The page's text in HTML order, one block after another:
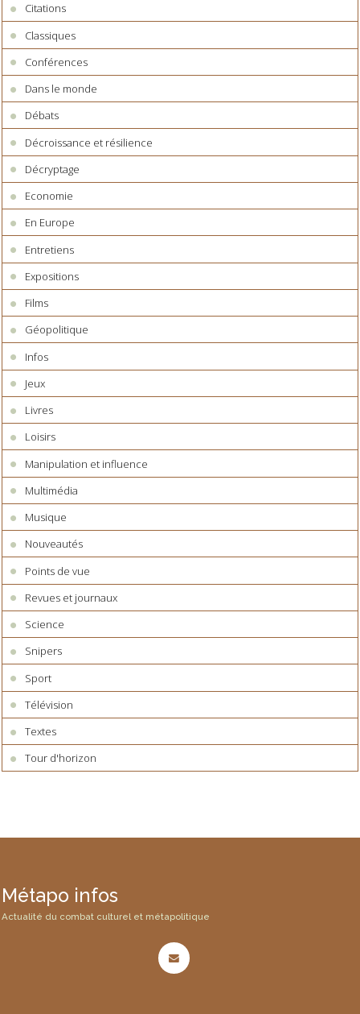
Citations
Classiques
Conférences
Dans le monde
Débats
Décroissance et résilience
Décryptage
Economie
En Europe
Entretiens
Expositions
Films
Géopolitique
Infos
Jeux
Livres
Loisirs
Manipulation et influence
Multimédia
Musique
Nouveautés
Points de vue
Revues et journaux
Science
Snipers
Sport
Télévision
Textes
Tour d'horizon
Métapo infos
Actualité du combat culturel et métapolitique